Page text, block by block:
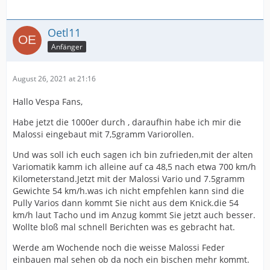
Oetl11
Anfänger
August 26, 2021 at 21:16
Hallo Vespa Fans,
Habe jetzt die 1000er durch , daraufhin habe ich mir die
Malossi eingebaut mit 7,5gramm Variorollen.
Und was soll ich euch sagen ich bin zufrieden,mit der alten
Variomatik kamm ich alleine auf ca 48,5 nach etwa 700 km/h
Kilometerstand.Jetzt mit der Malossi Vario und 7.5gramm
Gewichte 54 km/h.was ich nicht empfehlen kann sind die
Pully Varios dann kommt Sie nicht aus dem Knick.die 54
km/h laut Tacho und im Anzug kommt Sie jetzt auch besser.
Wollte bloß mal schnell Berichten was es gebracht hat.
Werde am Wochende noch die weisse Malossi Feder
einbauen mal sehen ob da noch ein bischen mehr kommt.